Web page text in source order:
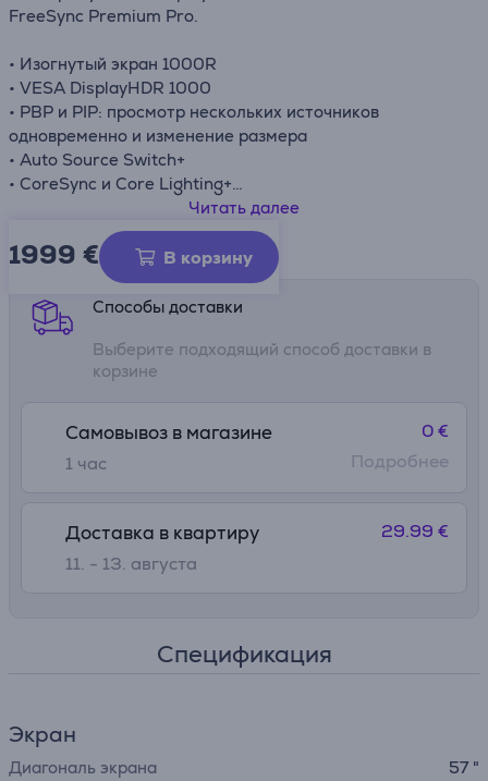
FreeSync Premium Pro.
• Изогнутый экран 1000R
• VESA DisplayHDR 1000
• PBP и PIP: просмотр нескольких источников
одновременно и изменение размера
• Auto Source Switch+
• CoreSync и Core Lighting+
• Эргономичная подставкаЧитать далее
1999 € В корзину
Информационный лист
Способы доставки
Выберите подходящий способ доставки в
корзине
Самовывоз в магазине
1 час
0 €
Подробнее
Доставка в квартиру
11. - 13. августа
29.99 €
Спецификация
Экран
Диагональ экрана
57 "